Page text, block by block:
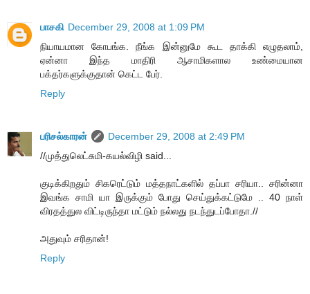
பாசகி December 29, 2008 at 1:09 PM
நியாயமான கோபங்க. நீங்க இன்னுமே கூட தாக்கி எழுதலாம்,
ஏன்னா இந்த மாதிரி ஆசாமிகளால உண்மையான
பக்தர்களுக்குதான் கெட்ட பேர்.
Reply
பரிசல்காரன்
December 29, 2008 at 2:49 PM
//முத்துலெட்சுமி-கயல்விழி said...
குடிக்கிறதும் சிகரெட்டும் மத்தநாட்களில் தப்பா சரியா.. சரின்னா
இவங்க சாமி யா இருக்கும் போது செய்துக்கட்டுமே .. 40 நாள்
விரதத்துல விட்டிருந்தா மட்டும் நல்லது நடந்துடப்போதா.//
அதுவும் சரிதான்!
Reply